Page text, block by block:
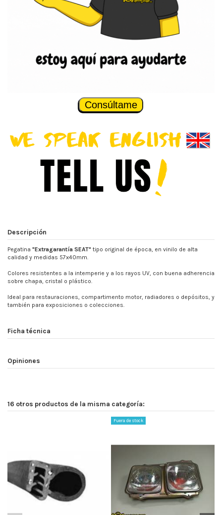
Consúltame
Descripción
Pegatina "Extragarantía SEAT" tipo original de época, en vinilo de alta
calidad y medidas 57x40mm.
Colores resistentes a la intemperie y a los rayos UV, con buena adherencia
sobre chapa, cristal o plástico.
Ideal para restauraciones, compartimento motor, radiadores o depósitos, y
también para exposiciones o colecciones.
Ficha técnica
Opiniones
16 otros productos de la misma categoría:
Fuera de stock